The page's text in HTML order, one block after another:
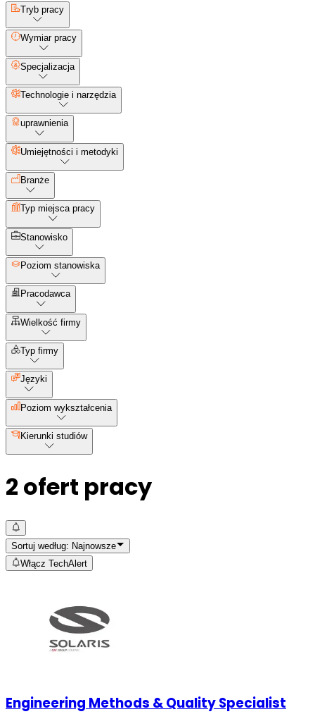
Tryb pracy
Wymiar pracy
Specjalizacja
Technologie i narzędzia
uprawnienia
Umiejętności i metodyki
Branże
Typ miejsca pracy
Stanowisko
Poziom stanowiska
Pracodawca
Wielkość firmy
Typ firmy
Języki
Poziom wykształcenia
Kierunki studiów
2 ofert pracy
Sortuj według: Najnowsze
Włącz TechAlert
Engineering Methods & Quality Specialist